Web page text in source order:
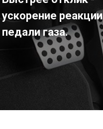
ускорение реакции
педали газа.